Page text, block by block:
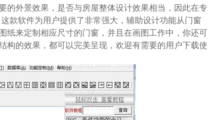
的外景效果，是否与房屋整体设计效果相当，因此在专
这款软件为用户提供了非常强大，辅助设计功能从门窗
纸来定制相应尺寸的门窗，并且在画图工作中，你还可
构的效果，都可以完美呈现，欢迎有需要的用户下载使